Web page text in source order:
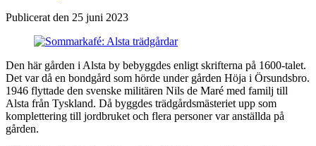
Publicerat den 25 juni 2023
Den här gården i Alsta by bebyggdes enligt skrifterna på 1600-talet.
Det var då en bondgård som hörde under gården Höja i Örsundsbro.
1946 flyttade den svenske militären Nils de Maré med familj till
Alsta från Tyskland. Då byggdes trädgårdsmästeriet upp som
komplettering till jordbruket och flera personer var anställda på
gården.